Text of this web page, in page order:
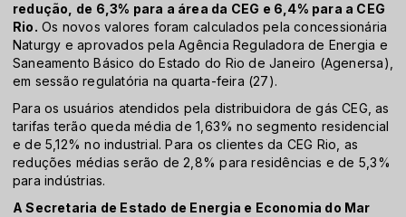
redução, de 6,3% para a área da CEG e 6,4% para a CEG
Rio. Os novos valores foram calculados pela concessionária
Naturgy e aprovados pela Agência Reguladora de Energia e
Saneamento Básico do Estado do Rio de Janeiro (Agenersa),
em sessão regulatória na quarta-feira (27).
Para os usuários atendidos pela distribuidora de gás CEG, as
tarifas terão queda média de 1,63% no segmento residencial
e de 5,12% no industrial. Para os clientes da CEG Rio, as
reduções médias serão de 2,8% para residências e de 5,3%
para indústrias.
A Secretaria de Estado de Energia e Economia do Mar